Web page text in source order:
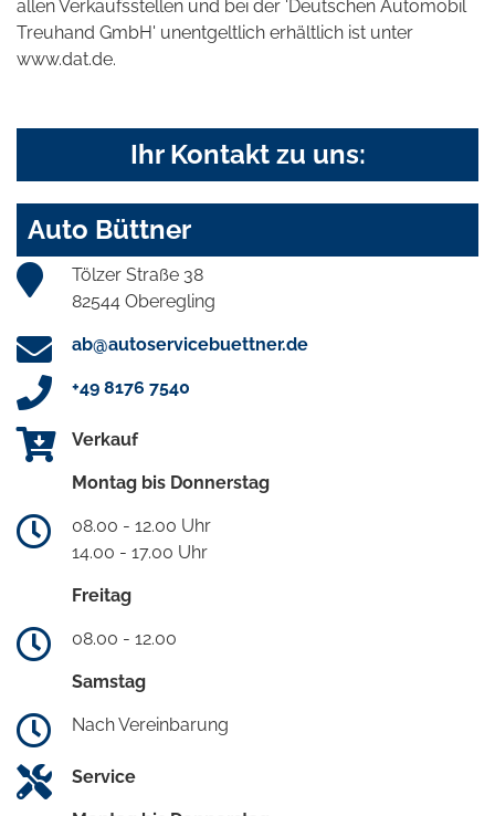
allen Verkaufsstellen und bei der 'Deutschen Automobil
Treuhand GmbH' unentgeltlich erhältlich ist unter
www.dat.de.
Ihr Kontakt zu uns:
Auto Büttner
Tölzer Straße 38
82544 Oberegling
ab@autoservicebuettner.de
+49 8176 7540
Verkauf
Montag bis Donnerstag
08.00 - 12.00 Uhr
14.00 - 17.00 Uhr
Freitag
08.00 - 12.00
Samstag
Nach Vereinbarung
Service